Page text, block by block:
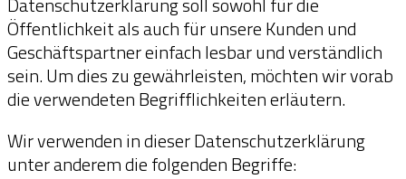
Öffentlichkeit als auch für unsere Kunden und
Geschäftspartner einfach lesbar und verständlich
sein. Um dies zu gewährleisten, möchten wir vorab
die verwendeten Begrifflichkeiten erläutern.
Wir verwenden in dieser Datenschutzerklärung
unter anderem die folgenden Begriffe: